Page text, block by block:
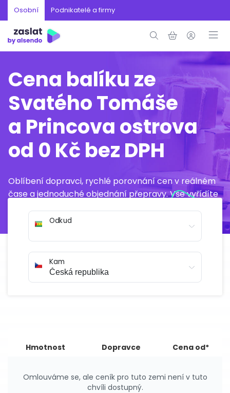
Osobní Podnikatelé a firmy
Cena balíku ze
Svatého Tomáše
a Princova ostrova
od 0 Kč bez DPH
Oblíbení dopravci, rychlé porovnání cen v reálném
čase a jednoduché objednání přepravy. Vše vyřídíte
Odkud
Kam
Hmotnost Dopravce Cena od*
Omlouváme se, ale ceník pro tuto zemi není v tuto
chvíli dostupný.